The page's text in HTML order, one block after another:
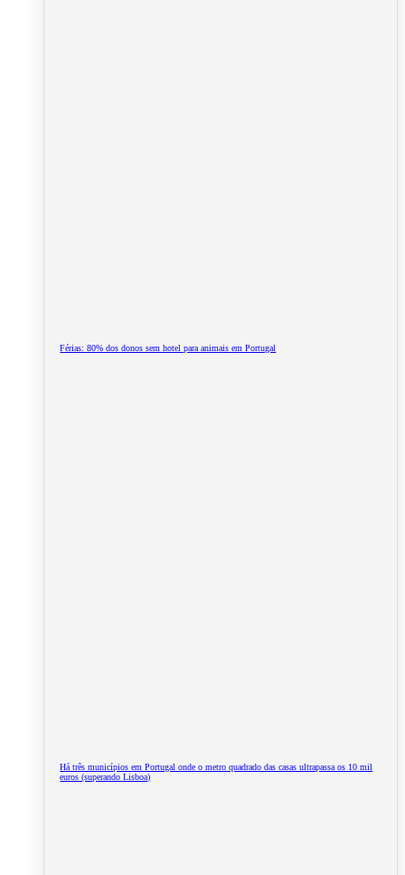
Férias: 80% dos donos sem hotel para animais em Portugal
Há três municípios em Portugal onde o metro quadrado das casas ultrapassa os 10 mil
euros (superando Lisboa)